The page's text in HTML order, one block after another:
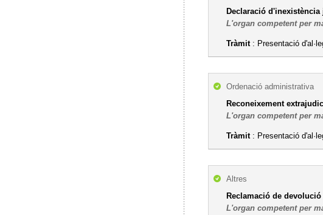
Declaració
L'organ competent per
Tràmit: Presentació
Ordenació administrativa
Reconeixement
L'organ competent per
Tràmit: Presentació
Altres
Reclamació de
L'organ competent per